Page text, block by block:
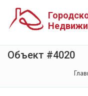
Объект #4020